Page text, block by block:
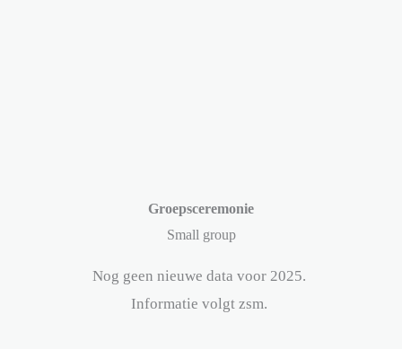
Groepsceremonie
Small group
Nog geen nieuwe data voor 2025.
Informatie volgt zsm.